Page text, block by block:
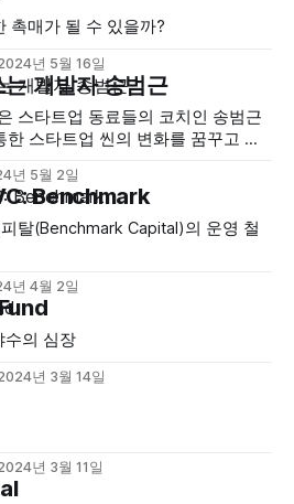
촉매가 될 수 있을까?
년 5월 16일
개발자 송범근
스타트업 동료들의 코치인 송범근
스타트업 씬의 변화를 꿈꾸고 있
년 5월 2일
Benchmark
탈(Benchmark Capital)의 운영 철
년 4월 2일
수의 심장
년 3월 14일
년 3월 11일